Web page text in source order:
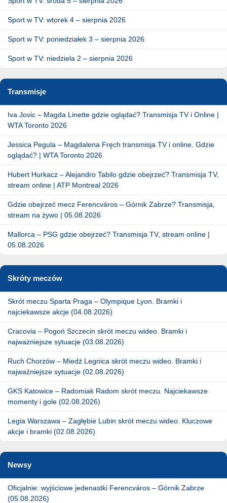
Sport w TV: wtorek 4 – sierpnia 2026
Sport w TV: poniedziałek 3 – sierpnia 2026
Sport w TV: niedziela 2 – sierpnia 2026
Transmisje
Iva Jovic – Magda Linette gdzie oglądać? Transmisja TV i Online |
WTA Toronto 2026
Jessica Pegula – Magdalena Fręch transmisja TV i online. Gdzie
oglądać? | WTA Toronto 2026
Hubert Hurkacz – Alejandro Tabilo gdzie obejrzeć? Transmisja TV,
stream online | ATP Montreal 2026
Gdzie obejrzeć mecz Ferencváros – Górnik Zabrze? Transmisja,
stream na żywo | 05.08.2026
Mallorca – PSG gdzie obejrzeć? Transmisja TV, stream online |
05.08.2026
Skróty meczów
Skrót meczu Sparta Praga – Olympique Lyon. Bramki i
najciekawsze akcje (04.08.2026)
Cracovia – Pogoń Szczecin skrót meczu wideo. Bramki i
najważniejsze sytuacje (03.08.2026)
Ruch Chorzów – Miedź Legnica skrót meczu wideo. Bramki i
najważniejsze sytuacje (02.08.2026)
GKS Katowice – Radomiak Radom skrót meczu. Najciekawsze
momenty i gole (02.08.2026)
Legia Warszawa – Zagłębie Lubin skrót meczu wideo. Kluczowe
akcje i bramki (02.08.2026)
Newsy
Oficjalnie: wyjściowe jedenastki Ferencváros – Górnik Zabrze
(05.08.2026)